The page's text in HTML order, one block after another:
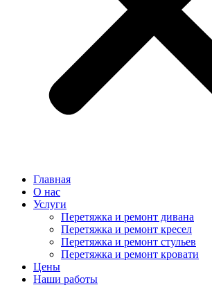
Главная
О нас
Услуги
Перетяжка и ремонт дивана
Перетяжка и ремонт кресел
Перетяжка и ремонт стульев
Перетяжка и ремонт кровати
Цены
Наши работы